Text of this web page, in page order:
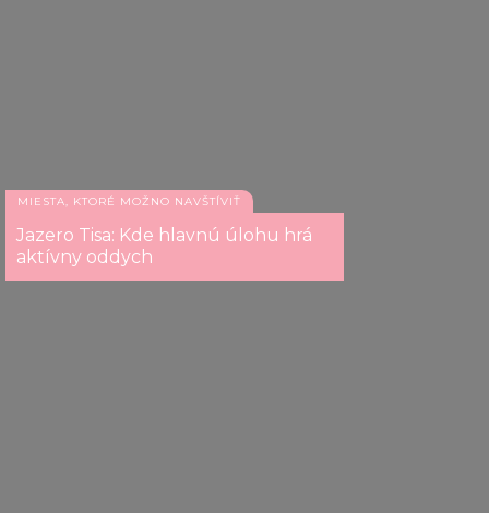
MIESTA, KTORÉ MOŽNO NAVŠTÍVIŤ
Jazero Tisa: Kde hlavnú úlohu hrá
aktívny oddych